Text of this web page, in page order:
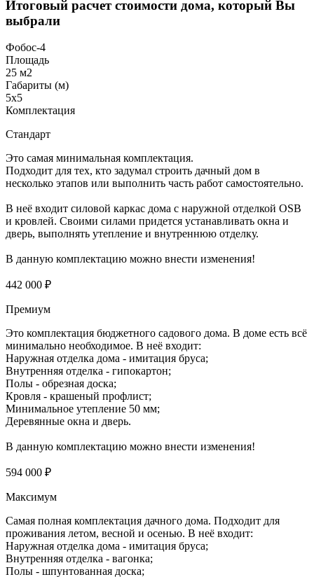
Итоговый расчет стоимости дома, который Вы
выбрали
Фобос-4
Площадь
25 м2
Габариты (м)
5х5
Комплектация
Стандарт
Это самая минимальная комплектация.
Подходит для тех, кто задумал строить дачный дом в
несколько этапов или выполнить часть работ самостоятельно.
В неё входит силовой каркас дома с наружной отделкой OSB
и кровлей. Своими силами придется устанавливать окна и
дверь, выполнять утепление и внутреннюю отделку.
В данную комплектацию можно внести изменения!
442 000 ₽
Премиум
Это комплектация бюджетного садового дома. В доме есть всё
минимально необходимое. В неё входит:
Наружная отделка дома - имитация бруса;
Внутренняя отделка - гипокартон;
Полы - обрезная доска;
Кровля - крашеный профлист;
Минимальное утепление 50 мм;
Деревянные окна и дверь.
В данную комплектацию можно внести изменения!
594 000 ₽
Максимум
Самая полная комплектация дачного дома. Подходит для
проживания летом, весной и осенью. В неё входит:
Наружная отделка дома - имитация бруса;
Внутренняя отделка - вагонка;
Полы - шпунтованная доска;